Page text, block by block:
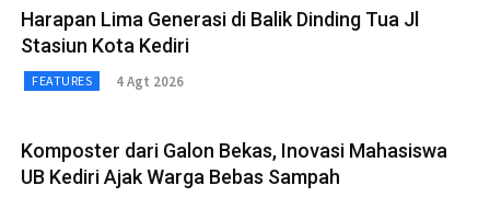
Harapan Lima Generasi di Balik Dinding Tua Jl
Stasiun Kota Kediri
FEATURES 4 Agt 2026
Komposter dari Galon Bekas, Inovasi Mahasiswa
UB Kediri Ajak Warga Bebas Sampah